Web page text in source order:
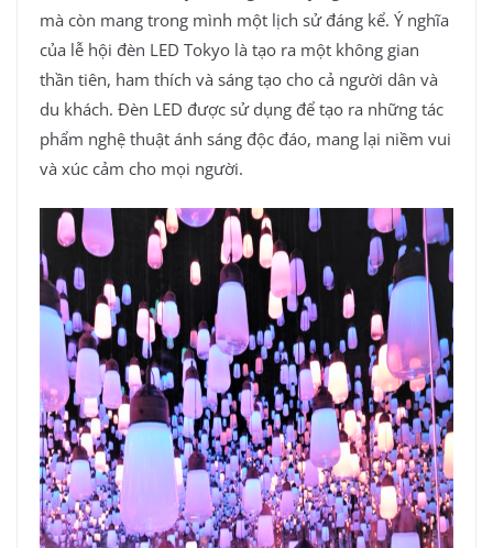
mà còn mang trong mình một lịch sử đáng kể. Ý nghĩa
của lễ hội đèn LED Tokyo là tạo ra một không gian
thần tiên, ham thích và sáng tạo cho cả người dân và
du khách. Đèn LED được sử dụng để tạo ra những tác
phẩm nghệ thuật ánh sáng độc đáo, mang lại niềm vui
và xúc cảm cho mọi người.